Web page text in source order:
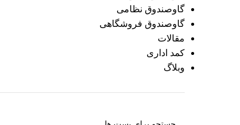
گاوصندوق نظامی
گاوصندوق فروشگاهی
مقالات
کمد اداری
وبلاگ